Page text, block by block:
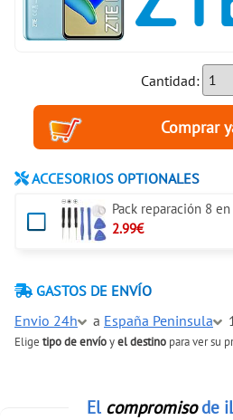
Cantidad:
ACCESORIOS OPTIONALES
Pack reparación 8
2.99€
GASTOS DE ENVÍO
Envio 24h
a España Peninsula
Elige tipo de envíoyel destino para ver su
El compromisode